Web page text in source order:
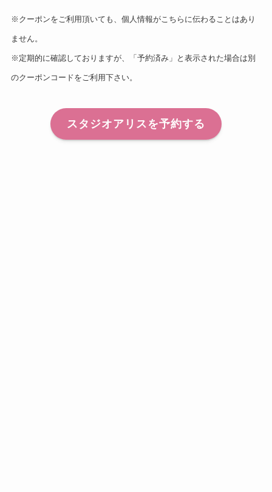
※クーポンをご利用頂いても、個人情報がこちらに伝わることはあり
ません。
※定期的に確認しておりますが、「予約済み」と表示された場合は別
のクーポンコードをご利用下さい。
スタジオアリスを予約する